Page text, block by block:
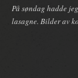
På søndag hadde
lasagne. Bilder av